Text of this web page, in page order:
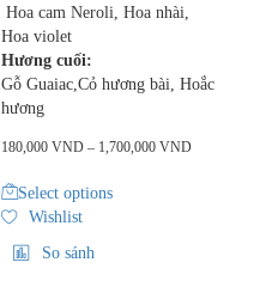
Hoa cam Neroli, Hoa nhài,
Hoa violet
Hương cuối:
Gỗ Guaiac,Cỏ hương bài, Hoắc
hương
180,000 VND– 1,700,000 VND
Select options
Wishlist
So sánh